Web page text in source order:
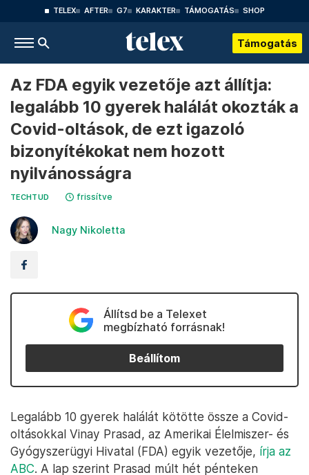
TELEX AFTER G7 KARAKTER TÁMOGATÁS SHOP
Támogatás
Az FDA egyik vezetője azt állítja:
legalább 10 gyerek halálát okozták a
Covid-oltások, de ezt igazoló
bizonyítékokat nem hozott
nyilvánosságra
TECHTUD frissítve
Nagy Nikoletta
Állítsd be a Telexet
megbízható forrásnak!
Beállítom
Legalább 10 gyerek halálát kötötte össze a Covid-
oltásokkal Vinay Prasad, az Amerikai Élelmiszer- és
Gyógyszerügyi Hivatal (FDA) egyik vezetője, írja az
ABC. A lap szerint Prasad múlt hét pénteken